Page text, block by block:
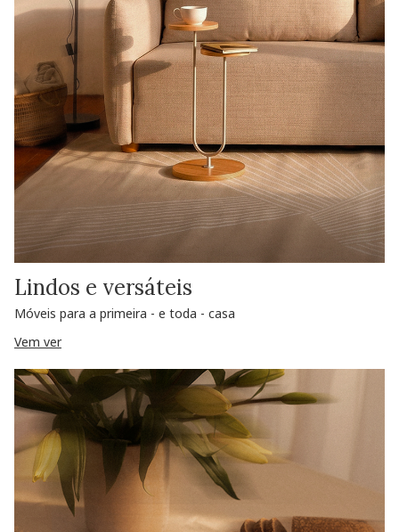
Lindos e versáteis
Móveis para a primeira - e toda - casa
Vem ver